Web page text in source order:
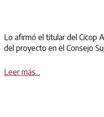
Lo afirmó el titular del Cicop
del proyecto en el Consejo
Leer más...